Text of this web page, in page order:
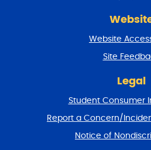
Website
Site
Legal
Student Consumer
Report a Concern/
Notice of